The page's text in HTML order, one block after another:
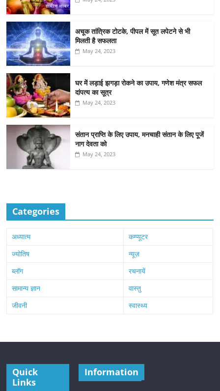
अचूक तांत्रिक टोटके, पीपल में सूत लपेटने से भी
मिलती है सफलता
May 24, 2023
घर में लड़ाई झगड़ा रोकने का उपाय, गणेश मंत्र सफल
दांपत्य का सूत्र
May 24, 2023
संतान प्राप्ति के लिए उपाय, मनचाही संतान के लिए पूजें
नाग देवता को
May 24, 2023
Categories
अध्यात्म
कम्प्यूटर
ज्योतिष
न्यूज़
ब्लॉग
रचनायें
सामान्य ज्ञान
वास्तु
जीवनी
स्वास्थ्य
Quick
Links
Information